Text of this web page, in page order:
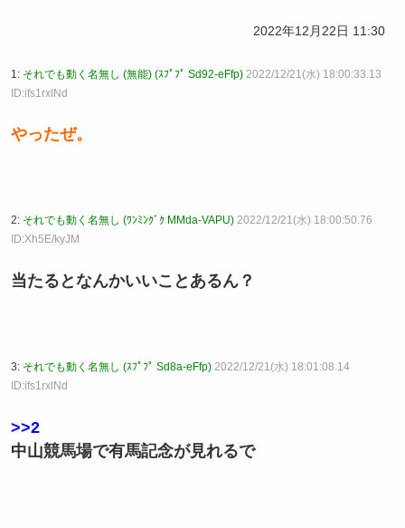
2022年12月22日 11:30
1: それでも動く名無し (無能) (ｽﾌﾟﾌﾟ Sd92-eFfp) 2022/12/21(水) 18:00:33.13
ID:ifs1rxlNd
やったぜ。
2: それでも動く名無し (ﾜﾝﾐﾝｸﾞｸ MMda-VAPU) 2022/12/21(水) 18:00:50.76
ID:Xh5E/kyJM
当たるとなんかいいことあるん？
3: それでも動く名無し (ｽﾌﾟﾌﾟ Sd8a-eFfp) 2022/12/21(水) 18:01:08.14
ID:ifs1rxlNd
>>2
中山競馬場で有馬記念が見れるで